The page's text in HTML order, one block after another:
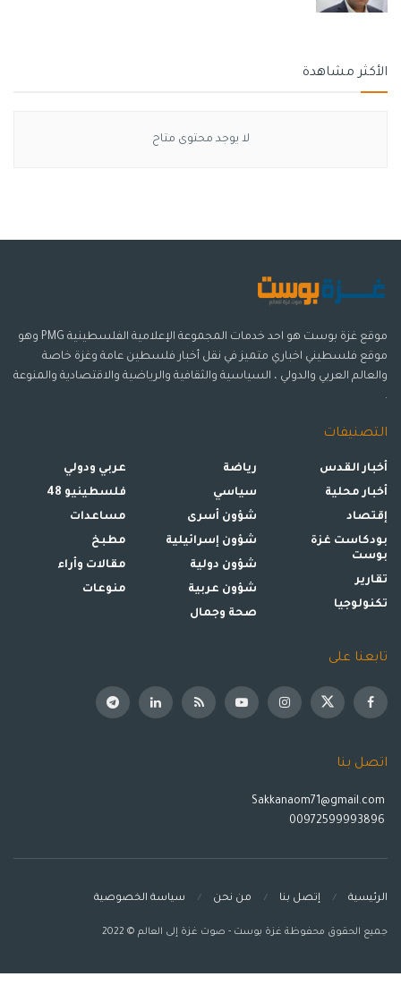
الأكثر مشاهدة
لا يوجد محتوى متاح
موقع غزة بوست هو احد خدمات المجموعة الإعلامية الفلسطينية PMG وهو
موقع فلسطيني اخباري متميز في نقل أخبار فلسطين عامة وغزة خاصة
والعالم العربي والدولي ، السياسية والثقافية والرياضية والاقتصادية والمنوعة
.
التصنيفات
أخبار القدس
أخبار محلية
إقتصاد
بودكاست غزة
بوست
تقارير
تكنولوجيا
رياضة
سياسي
شؤون أسرى
شؤون إسرائيلية
شؤون دولية
شؤون عربية
صحة وجمال
عربي ودولي
فلسطينيو 48
مساعدات
مطبخ
مقالات وأراء
منوعات
تابعنا على
اتصل بنا
Sakkanaom71@gmail.com
الرئيسية إتصل بنا من نحن سياسة الخصوصية
جميع الحقوق محفوظة غزة بوست - صوت غزة إلى العالم © 2022